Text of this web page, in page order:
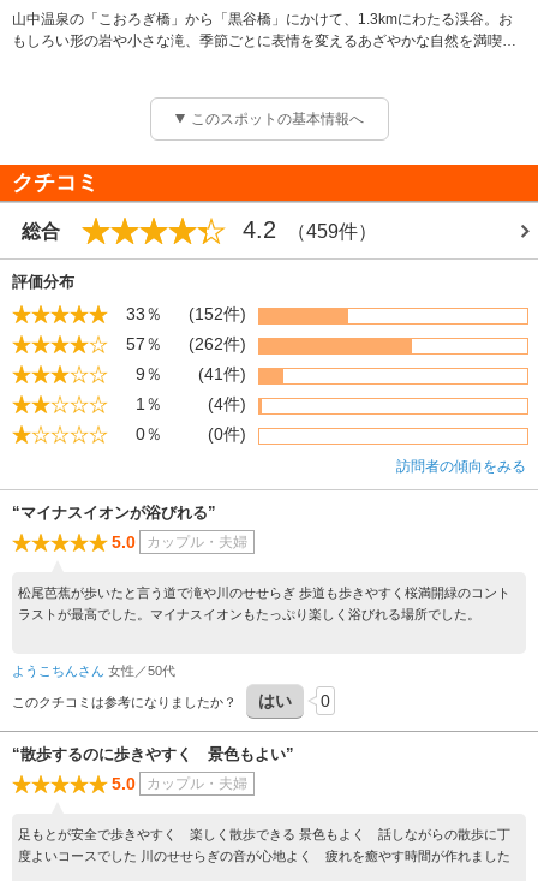
山中温泉の「こおろぎ橋」から「黒谷橋」にかけて、1.3kmにわたる渓谷。お
もしろい形の岩や小さな滝、季節ごとに表情を変えるあざやかな自然を満喫で
ユニークな「あやとりはし」、4月?11月まで営業している「川床」など様々な
スポットがある。紅葉の見ごろは例年11月上旬?中旬頃
規模 1.3km(自然遊歩道)
このスポットの基本情報へ
クチコミ
総合 4.2 （459件）
評価分布
33％
(152件)
57％
(262件)
9％
(41件)
1％
(4件)
0％
(0件)
訪問者の傾向をみる
“マイナスイオンが浴びれる”
5.0 カップル・夫婦
松尾芭蕉が歩いたと言う道で滝や川のせせらぎ 歩道も歩きやすく桜満開緑のコント
ラストが最高でした。マイナスイオンもたっぷり楽しく浴びれる場所でした。
ようこちんさん 女性／50代
このクチコミは参考になりましたか？ はい 0
“散歩するのに歩きやすく 景色もよい”
5.0 カップル・夫婦
足もとが安全で歩きやすく 楽しく散歩できる 景色もよく 話しながらの散歩に丁
度よいコースでした 川のせせらぎの音が心地よく 疲れを癒やす時間が作れました